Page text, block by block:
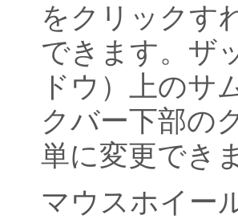
をクリックす
できます。ザ
ドウ）上のサ
クバー下部の
単に変更でき
マウスホイー